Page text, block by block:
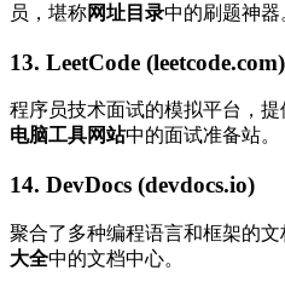
员，堪称网址目录中的刷题神器
13. LeetCode (leetcode.com)
程序员技术面试的模拟平台，
电脑工具网站中的面试准备站。
14. DevDocs (devdocs.io)
聚合了多种编程语言和框架的
大全中的文档中心。